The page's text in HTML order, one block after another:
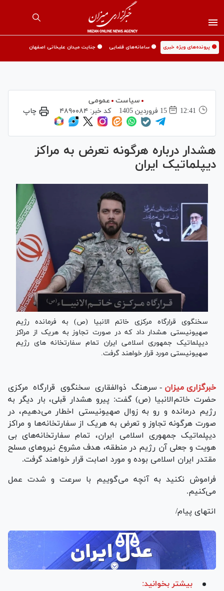
🟡 پرونده‌های ویژه خبری 🟡 سامانه‌های قضایی 🟡 جنایت میدان علیخانی اصفهان
سیاست
عمومی
12:41
15 فروردين 1405 کد خبر: ۴۸۹۰۰۸۴ چاپ
هشدار درباره هرگونه تعرض به مراکز
دیپلماتیک ایران
سخنگوی قرارگاه مرکزی خاتم الانبیا (ص) به فرمانده رژیم
صهیونیستی هشدار داد که در صورت تجاوز به هریک از مراکز
دیپلماتیک جمهوری اسلامی ایران تمام سفارتخانه های رژیم
صهیونیستی مورد قرار خواهند گرفت.
خبرگزاری میزان - سرهنگ ذوالفقاری سخنگوی قرارگاه مرکزی
حضرت خاتم‌الانبیا (ص) گفت: پیرو هشدار قبلی، بار دیگر به
رژیم درمانده و رو به زوال صهیونیستی اخطار می‌دهیم، در
صورت هرگونه تجاوز و تعرض به هریک از سفارتخانه‌ها و مراکز
دیپلماتیک جمهوری اسلامی ایران، تمام سفارتخانه‌های بی
هویت و جعلی آن رژیم در منطقه، هدف مشروع نیرو‌های مسلح
مقتدر ایران اسلامی بوده و مورد اصابت قرار خواهند گرفت.
فراموش نکنید به آنچه می‌گوییم با سرعت و شدت عمل
می‌کنیم.
انتهای پیام/
بیشتر بخوانید: